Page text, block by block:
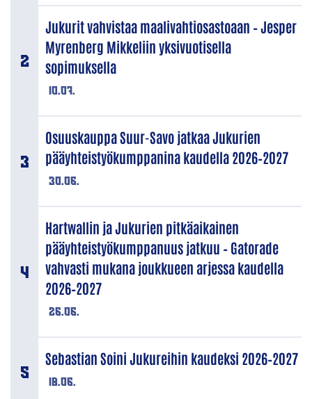
10.07.
Jukurit vahvistaa maalivahtiosastoaan – Jesper
Myrenberg Mikkeliin yksivuotisella
sopimuksella
30.06.
Osuuskauppa Suur-Savo jatkaa Jukurien
pääyhteistyökumppanina kaudella 2026–2027
26.06.
Hartwallin ja Jukurien pitkäaikainen
pääyhteistyökumppanuus jatkuu – Gatorade
vahvasti mukana joukkueen arjessa kaudella
2026–2027
18.06.
Sebastian Soini Jukureihin kaudeksi 2026–2027